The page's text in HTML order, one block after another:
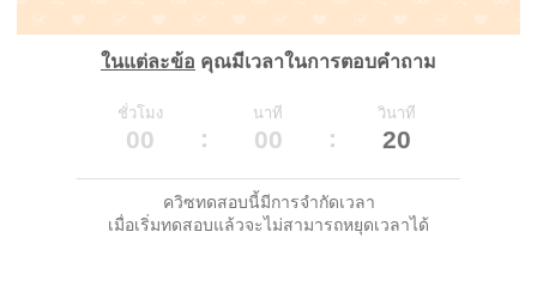
ในแต่ละข้อ คุณมีเวลาในการตอบคำถาม
ชั่วโมง นาที วินาที
00 00 20
ควิซทดสอบนี้มีการจำกัดเวลา
เมื่อเริ่มทดสอบแล้วจะไม่สามารถหยุดเวลาได้